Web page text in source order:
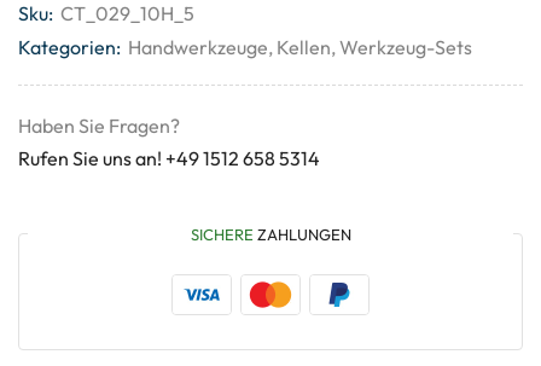
Sku: CT_029_10H_5
Kategorien: Handwerkzeuge, Kellen,Werkzeug-Sets
Haben Sie Fragen?
Rufen Sie uns an! +49 1512 658 5314
SICHERE ZAHLUNGEN